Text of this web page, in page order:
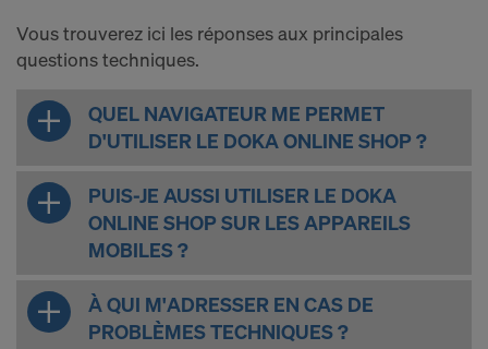
Vous trouverez ici les réponses aux principales
questions techniques.
QUEL NAVIGATEUR ME PERMET
D'UTILISER LE DOKA ONLINE SHOP ?
PUIS-JE AUSSI UTILISER LE DOKA
ONLINE SHOP SUR LES APPAREILS
MOBILES ?
À QUI M'ADRESSER EN CAS DE
PROBLÈMES TECHNIQUES ?